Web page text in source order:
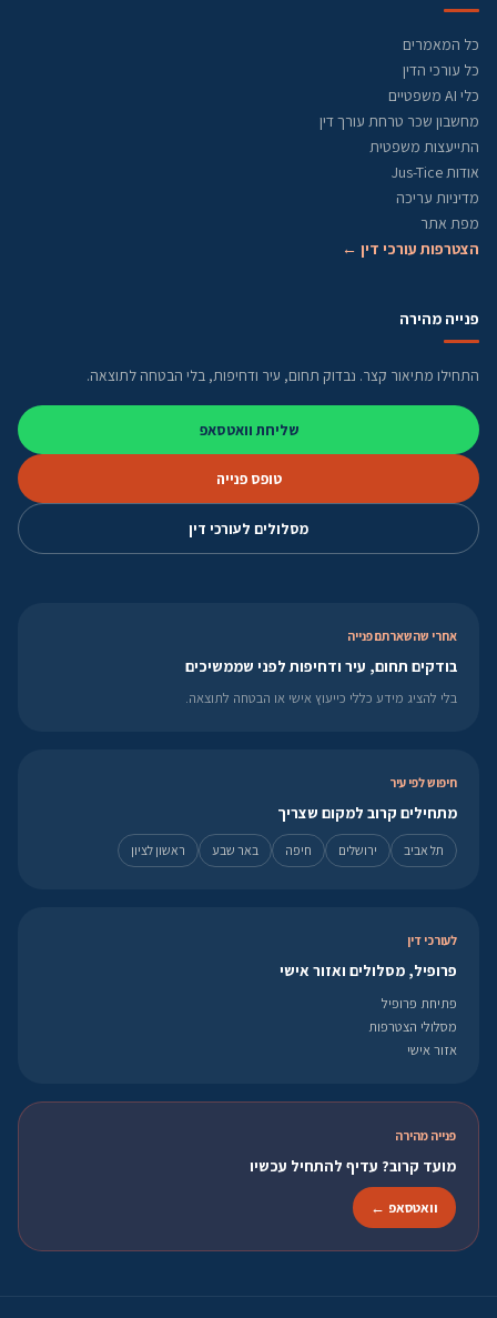
כל המאמרים
כל עורכי הדין
כלי AI משפטיים
מחשבון שכר טרחת עורך דין
התייעצות משפטית
אודות Jus-Tice
מדיניות עריכה
מפת אתר
הצטרפות עורכי דין ←
פנייה מהירה
התחילו מתיאור קצר. נבדוק תחום, עיר ודחיפות, בלי הבטחה לתוצאה.
שליחת וואטסאפ
טופס פנייה
מסלולים לעורכי דין
אחרי שהשארתם פנייה
בודקים תחום, עיר ודחיפות לפני שממשיכים
בלי להציג מידע כללי כייעוץ אישי או הבטחה לתוצאה.
חיפוש לפי עיר
מתחילים קרוב למקום שצריך
תל אביב ירושלים חיפה באר שבע ראשון לציון
לעורכי דין
פרופיל, מסלולים ואזור אישי
פתיחת פרופיל
מסלולי הצטרפות
אזור אישי
פנייה מהירה
מועד קרוב? עדיף להתחיל עכשיו
וואטסאפ ←